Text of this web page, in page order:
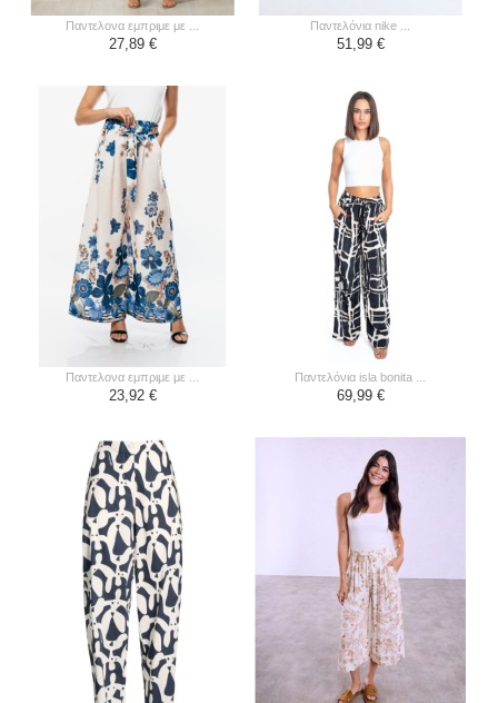
παντελονα εμπριμε με ...
27,89 €
παντελόνια nike ...
51,99 €
παντελονα εμπριμε με ...
23,92 €
παντελόνια isla bonita ...
69,99 €